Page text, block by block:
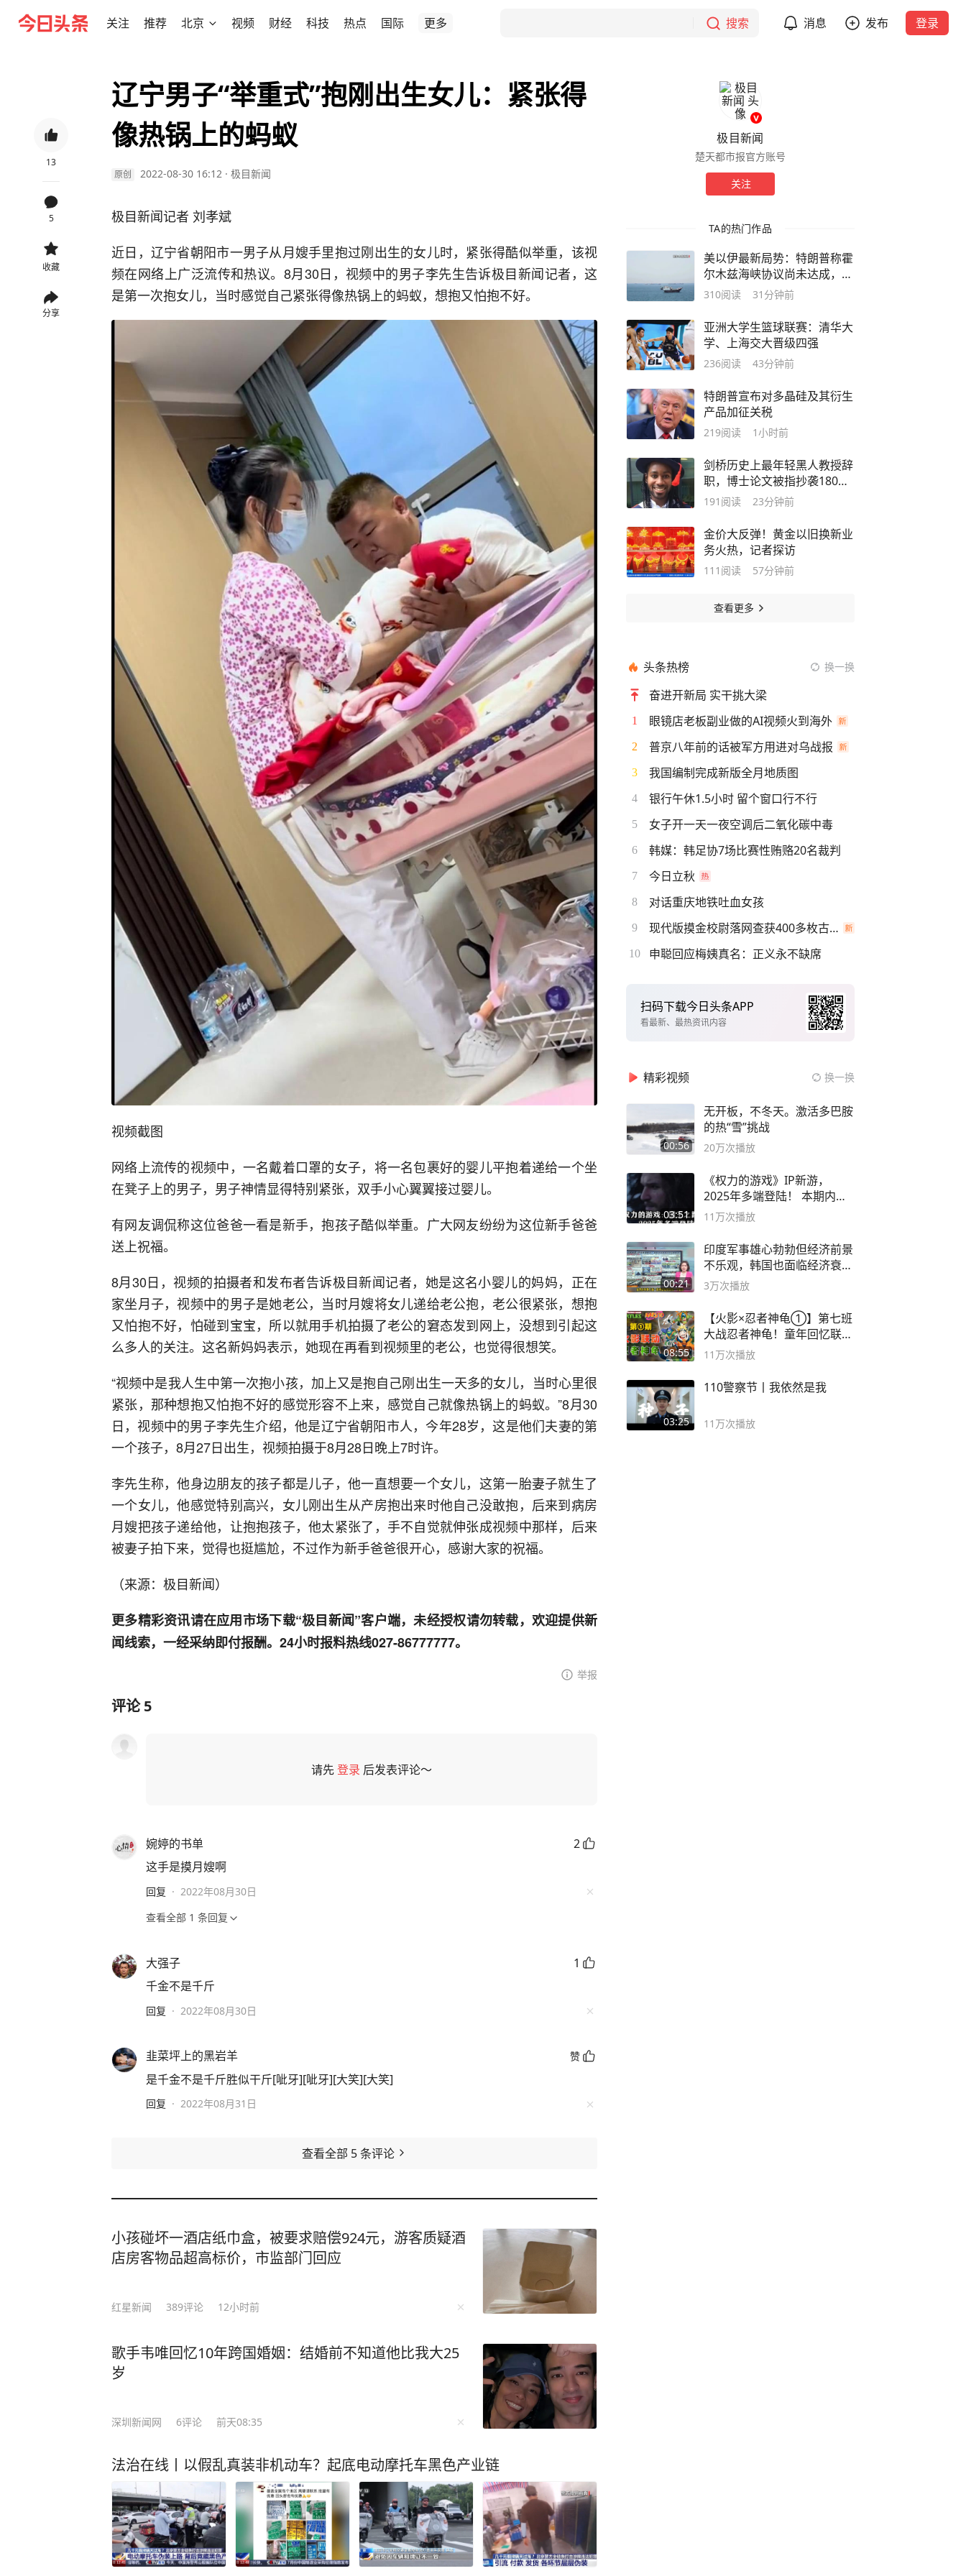
关注 推荐 北京 视频 财经 科技 热点 国际 更多 搜索 消息 发布 登录
13
5
收藏
分享
辽宁男子“举重式”抱刚出生女儿：紧张得
像热锅上的蚂蚁
原创 2022-08-30 16:12 · 极目新闻
极目新闻记者 刘孝斌
近日，辽宁省朝阳市一男子从月嫂手里抱过刚出生的女儿时，紧张得酷似举重，该视
频在网络上广泛流传和热议。8月30日，视频中的男子李先生告诉极目新闻记者，这
是第一次抱女儿，当时感觉自己紧张得像热锅上的蚂蚁，想抱又怕抱不好。
视频截图
网络上流传的视频中，一名戴着口罩的女子，将一名包裹好的婴儿平抱着递给一个坐
在凳子上的男子，男子神情显得特别紧张，双手小心翼翼接过婴儿。
有网友调侃称这位爸爸一看是新手，抱孩子酷似举重。广大网友纷纷为这位新手爸爸
送上祝福。
8月30日，视频的拍摄者和发布者告诉极目新闻记者，她是这名小婴儿的妈妈，正在
家坐月子，视频中的男子是她老公，当时月嫂将女儿递给老公抱，老公很紧张，想抱
又怕抱不好，怕碰到宝宝，所以就用手机拍摄了老公的窘态发到网上，没想到引起这
么多人的关注。这名新妈妈表示，她现在再看到视频里的老公，也觉得很想笑。
“视频中是我人生中第一次抱小孩，加上又是抱自己刚出生一天多的女儿，当时心里很
紧张，那种想抱又怕抱不好的感觉形容不上来，感觉自己就像热锅上的蚂蚁。”8月30
日，视频中的男子李先生介绍，他是辽宁省朝阳市人，今年28岁，这是他们夫妻的第
一个孩子，8月27日出生，视频拍摄于8月28日晚上7时许。
李先生称，他身边朋友的孩子都是儿子，他一直想要一个女儿，这第一胎妻子就生了
一个女儿，他感觉特别高兴，女儿刚出生从产房抱出来时他自己没敢抱，后来到病房
月嫂把孩子递给他，让抱抱孩子，他太紧张了，手不自觉就伸张成视频中那样，后来
被妻子拍下来，觉得也挺尴尬，不过作为新手爸爸很开心，感谢大家的祝福。
（来源：极目新闻）
更多精彩资讯请在应用市场下载“极目新闻”客户端，未经授权请勿转载，欢迎提供新
闻线索，一经采纳即付报酬。24小时报料热线027-86777777。
举报
评论5
请先登录 后发表评论～
婉婷的书单
2
这手是摸月嫂啊
回复 · 2022年08月30日
查看全部 1 条回复
大强子
1
千金不是千斤
回复 · 2022年08月30日
韭菜坪上的黑岩羊 赞
是千金不是千斤胜似干斤[呲牙][呲牙][大笑][大笑]
回复 · 2022年08月31日
查看全部 5条评论
小孩碰坏一酒店纸巾盒，被要求赔偿924元，游客质疑酒
店房客物品超高标价，市监部门回应
红星新闻 389评论 12小时前
歌手韦唯回忆10年跨国婚姻：结婚前不知道他比我大25
岁
深圳新闻网 6评论 前天08:35
法治在线丨以假乱真装非机动车？起底电动摩托车黑色产业链
极目新闻
楚天都市报官方账号
关注
TA的热门作品
美以伊最新局势：特朗普称霍
尔木兹海峡协议尚未达成，正
参与谈判；以军单日向黎发射
动成果将在几小时内公布
310阅读 31分钟前
亚洲大学生篮球联赛：清华大
学、上海交大晋级四强
236阅读 43分钟前
特朗普宣布对多晶硅及其衍生
产品加征关税
219阅读 1小时前
剑桥历史上最年轻黑人教授辞
职，博士论文被指抄袭180
处，履历成就再遭质疑
191 阅读 23分钟前
金价大反弹！黄金以旧换新业
务火热，记者探访
111 阅读 57分钟前
查看更多
头条热榜 换一换
奋进开新局 实干挑大梁
1 眼镜店老板副业做的AI视频火到海外
2 普京八年前的话被军方用进对乌战报
3 我国编制完成新版全月地质图
4 银行午休1.5小时 留个窗口行不行
5 女子开一天一夜空调后二氧化碳中毒
6 韩媒：韩足协7场比赛性贿赂20名裁判
7 今日立秋
8 对话重庆地铁吐血女孩
9 现代版摸金校尉落网查获400多枚古币
10 申聪回应梅姨真名：正义永不缺席
扫码下载今日头条APP
看最新、最热资讯内容
精彩视频 换一换
00:56
无开板，不冬天。激活多巴胺
的热“雪”挑战
20万次播放
03:51
《权力的游戏》IP新游，
2025年多端登陆！ 本期内容
概要
11万次播放
00:21
印度军事雄心勃勃但经济前景
不乐观，韩国也面临经济衰退
风险
3万次播放
08:55
【火影×忍者神龟①】第七班
大战忍者神龟！童年回忆联动
论武？
11万次播放
03:25
110警察节丨我依然是我
11万次播放